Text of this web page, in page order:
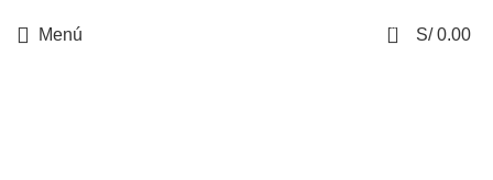
Menú 0 S/0.00